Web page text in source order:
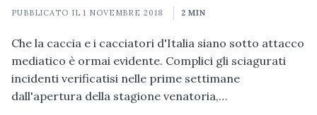
PUBBLICATO IL1 NOVEMBRE 2018 2 MIN
Che la caccia e i cacciatori d'Italia siano sotto attacco
mediatico è ormai evidente. Complici gli sciagurati
incidenti verificatisi nelle prime settimane
dall'apertura della stagione venatoria,…